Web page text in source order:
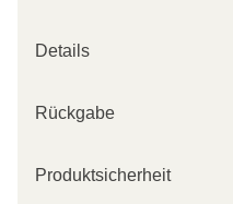
Details
Rückgabe
Produktsicherheit